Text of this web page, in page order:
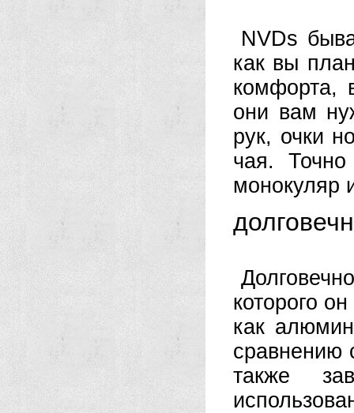
NVDs
как вы
комфорта,
они вам
рук, очки
чая.
монокуляр
которого
как
сравнению
также